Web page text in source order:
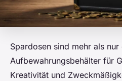
Spardosen sind mehr als nur
Aufbewahrungsbehälter für
Kreativität und